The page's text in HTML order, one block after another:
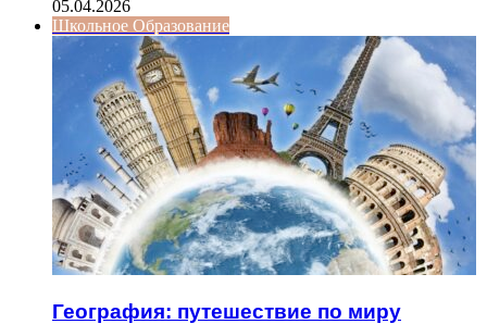
05.04.2026
Школьное Образование
География: путешествие по миру